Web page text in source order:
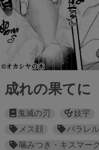
成れの果てに
鬼滅の刃 妓宇
メス顔
パラレル
噛みつき・キスマーク